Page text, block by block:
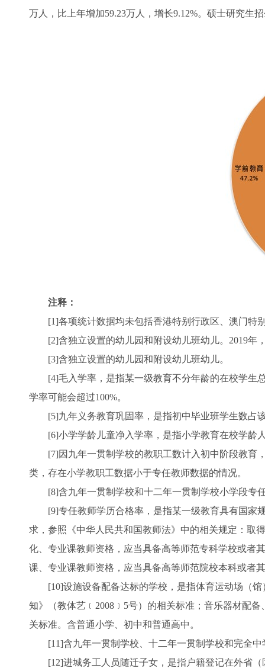
万人，比上年增加59.23万人，增长9.12%。硕士研究生
注释：
[1]各项统计数据均未包括香港特别行政区、澳门特
[2]含独立设置的幼儿园和附设幼儿班幼儿。2019年
[3]含独立设置的幼儿园和附设幼儿班幼儿。
[4]毛入学率，是指某一级教育不分年龄的在校学生总
学率可能会超过100%。
[5]九年义务教育巩固率，是指初中毕业班学生数占
[6]小学学龄儿童净入学率，是指小学教育在校学龄人
[7]因九年一贯制学校的教职工数计入初中阶段教育，
类，存在小学教职工数据小于专任教师数据的情况。
[8]含九年一贯制学校和十二年一贯制学校小学段专
[9]专任教师学历合格率，是指某一级教育具有国家规
求，参照《中华人民共和国教师法》中的相关规定：取
化、专业课教师资格，应当具备高等师范专科学校或者
课、专业课教师资格，应当具备高等师范院校本科或者
[10]设施设备配备达标的学校，是指体育运动场（馆
知》（教体艺﹝2008﹞5号）的相关标准；音乐器材配
关标准。含普通小学、初中和普通高中。
[11]含九年一贯制学校、十二年一贯制学校和完全中
[12]进城务工人员随迁子女，是指户籍登记在外省（